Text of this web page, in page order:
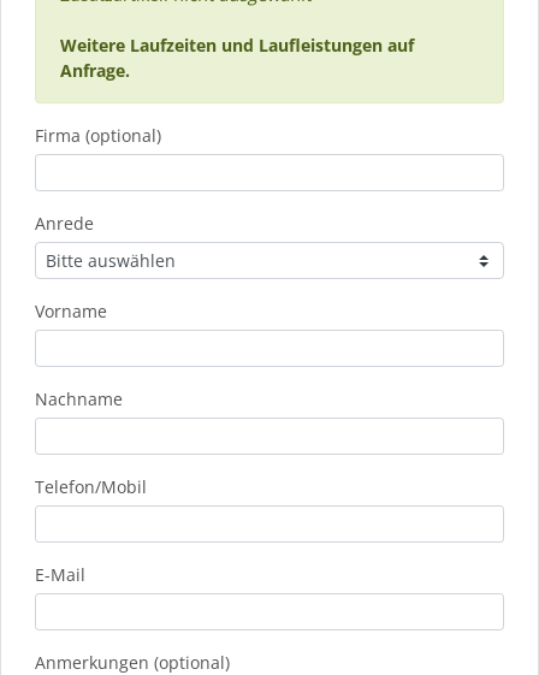
Weitere Laufzeiten und Laufleistungen auf
Anfrage.
Firma (optional)
Anrede
Vorname
Nachname
Telefon/Mobil
E-Mail
Anmerkungen (optional)